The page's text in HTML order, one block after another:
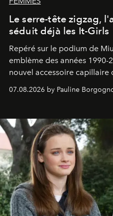
Le serre-tête zigzag,
séduit déjà les It-Girls
Repéré sur le podium de
emblème des années
nouvel accessoire capillaire
s'arrachent déjà.
07.08.2026 by Pauline